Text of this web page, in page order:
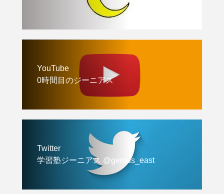
YouTube
0時間目のジーニアス
Twitter
学習塾ジーニアス @genius_east